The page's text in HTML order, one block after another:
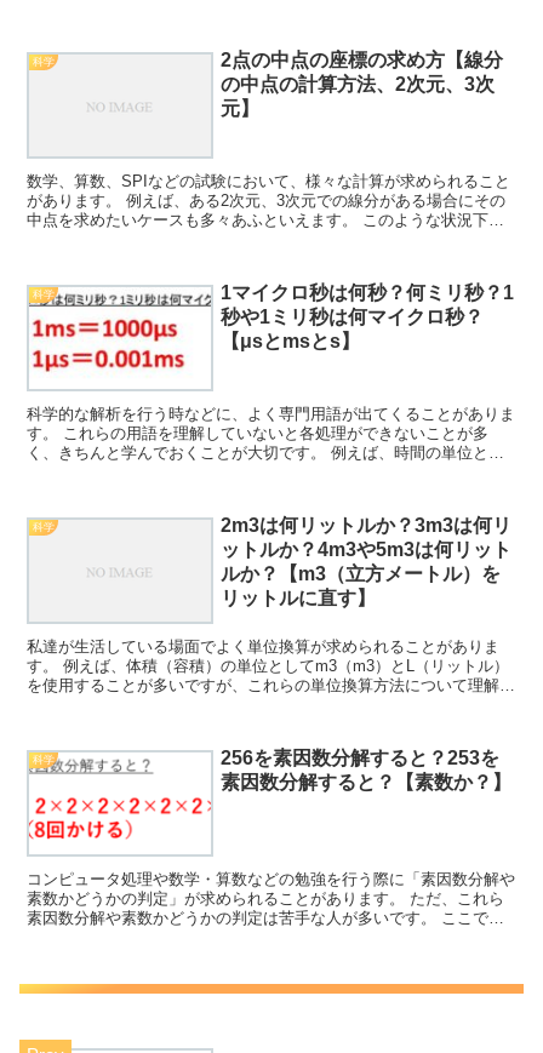
科学
2点の中点の座標の求め方【線分
の中点の計算方法、2次元、3次
元】
数学、算数、SPIなどの試験において、様々な計算が求められること
があります。 例えば、ある2次元、3次元での線分がある場合にその
中点を求めたいケースも多々あふといえます。 このような状況下で
科学
1マイクロ秒は何秒？何ミリ秒？1
秒や1ミリ秒は何マイクロ秒？
【μsとmsとs】
科学的な解析を行う時などに、よく専門用語が出てくることがありま
す。 これらの用語を理解していないと各処理ができないことが多
く、きちんと学んでおくことが大切です。 例えば、時間の単位とし
科学
2m3は何リットルか？3m3は何リ
ットルか？4m3や5m3は何リット
ルか？【m3（立方メートル）を
リットルに直す】
私達が生活している場面でよく単位換算が求められることがありま
す。 例えば、体積（容積）の単位としてm3（m3）とL（リットル）
を使用することが多いですが、これらの単位換算方法について理解し
科学
256を素因数分解すると？253を
素因数分解すると？【素数か？】
コンピュータ処理や数学・算数などの勉強を行う際に「素因数分解や
素数かどうかの判定」が求められることがあります。 ただ、これら
素因数分解や素数かどうかの判定は苦手な人が多いです。 ここで